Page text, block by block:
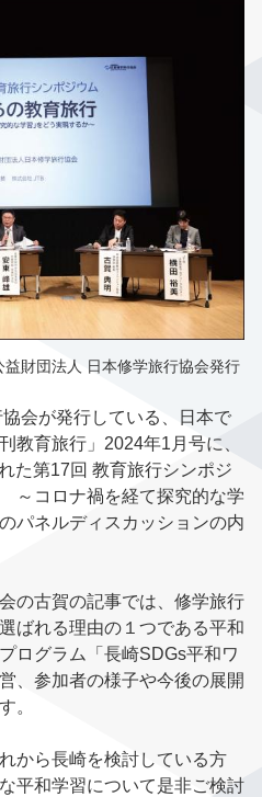
会が発行している、日本で
教育旅行」2024年1月号に、
た第17回 教育旅行シンポジ
～コロナ禍を経て探究的な学
パネルディスカッションの内
の古賀の記事では、修学旅行
ばれる理由の１つである平和
ログラム「長崎SDGs平和ワ
、参加者の様子や今後の展開
。
から長崎を検討している方
平和学習について是非ご検討
財団法人 日本修学旅行協会発行